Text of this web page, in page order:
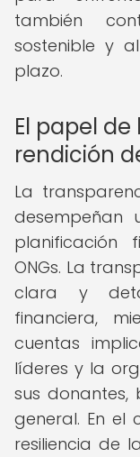
también
sostenible y
plazo.
El papel
rendición
La
desempeñan
planificación
ONGs. La
clara y
financiera,
cuentas
líderes y la
sus donantes,
general. En el
resiliencia de